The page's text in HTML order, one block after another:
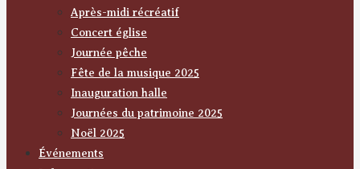
Après-midi récréatif
Concert église
Journée pêche
Fête de la musique 2025
Inauguration halle
Journées du patrimoine 2025
Noël 2025
Événements